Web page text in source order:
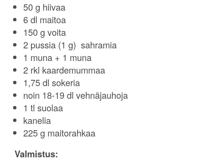
50 g hiivaa
6 dl maitoa
150 g voita
2 pussia (1 g) sahramia
1 muna + 1 muna
2 rkl kaardemummaa
1,75 dl sokeria
noin 18-19 dl vehnäjauhoja
1 tl suolaa
kanelia
225 g maitorahkaa
Valmistus: